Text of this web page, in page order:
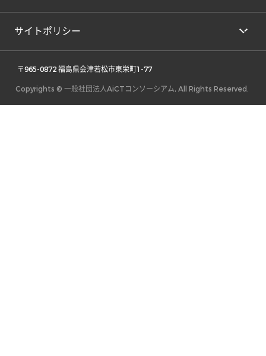
サイトポリシー
〒965-0872 福島県会津若松市東栄町1-77
Copyrights © 一般社団法人AiCTコンソーシアム, All Rights Reserved.